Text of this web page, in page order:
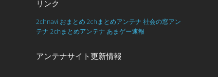
リンク
2chnavi おまとめ 2chまとめアンテナ 社会の窓アン
テナ 2chまとめアンテナ あまゲー速報
アンテナサイト更新情報